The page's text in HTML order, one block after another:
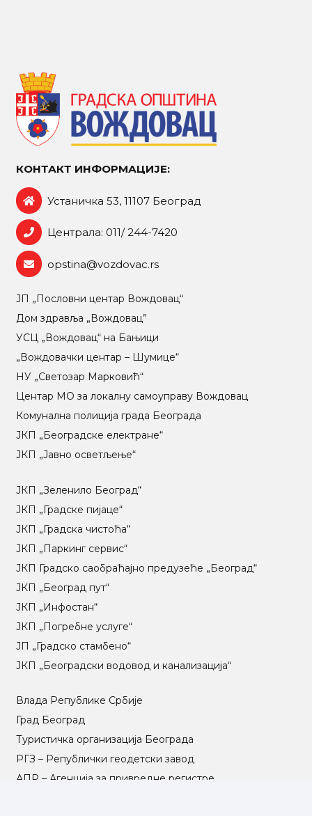
КОНТАКТ ИНФОРМАЦИЈЕ:
Устаничка 53, 11107 Београд
Централа: 011/ 244-7420
opstina@vozdovac.rs
ЈП „Пословни центар Вождовац“
Дом здравља „Вождовац”
УСЦ „Вождовац“ на Бањици
„Вождовачки центар – Шумице“
НУ „Светозар Марковић“
Центар МO за локалну самоуправу Вождовац
Комунална полиција града Београда
ЈКП „Београдске електране“
ЈКП „Јавно осветљење“
ЈКП „Зеленило Београд“
ЈКП „Градске пијаце“
ЈКП „Градска чистоћа“
ЈКП „Паркинг сервис“
ЈКП Градско саобраћајно предузеће „Београд“
ЈКП „Београд пут“
ЈКП „Инфостан“
ЈКП „Погребне услуге“
ЈП „Градско стамбено“
ЈКП „Београдски водовод и канализација“
Влада Републике Србије
Град Београд
Туристичка организација Београда
РГЗ – Републички геодетски завод
АПР – Агенција за привредне регистре